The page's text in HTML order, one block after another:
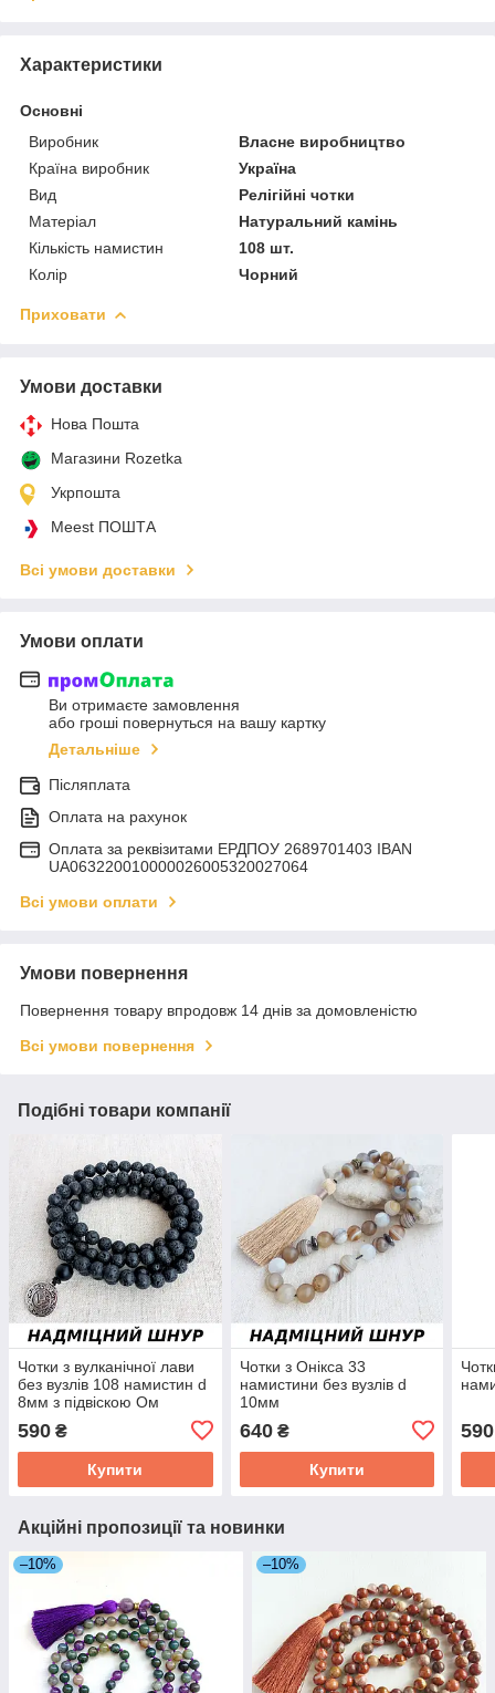
Характеристики
Основні
Виробник
Власне виробництво
Країна виробник
Україна
Вид
Релігійні чотки
Матеріал
Натуральний камінь
Кількість намистин
108 шт.
Колір
Чорний
Приховати
Умови доставки
Нова Пошта
Магазини Rozetka
Укрпошта
Meest ПОШТА
Всі умови доставки
Умови оплати
Ви отримаєте замовлення
або гроші повернуться на вашу картку
Детальніше
Післяплата
Оплата на рахунок
Оплата за реквізитами ЕРДПОУ 2689701403 IBAN
UA063220010000026005320027064
Всі умови оплати
Умови повернення
Повернення товару впродовж 14 днів за домовленістю
Всі умови повернення
Подібні товари компанії
Чотки з вулканічної лави
без вузлів 108 намистин d
8мм з підвіскою Ом
590 ₴
Купити
Чотки з Онікса 33
намистини без вузлів d
10мм
640₴
Купити
590
Акційні пропозиції та новинки
–10% –10%